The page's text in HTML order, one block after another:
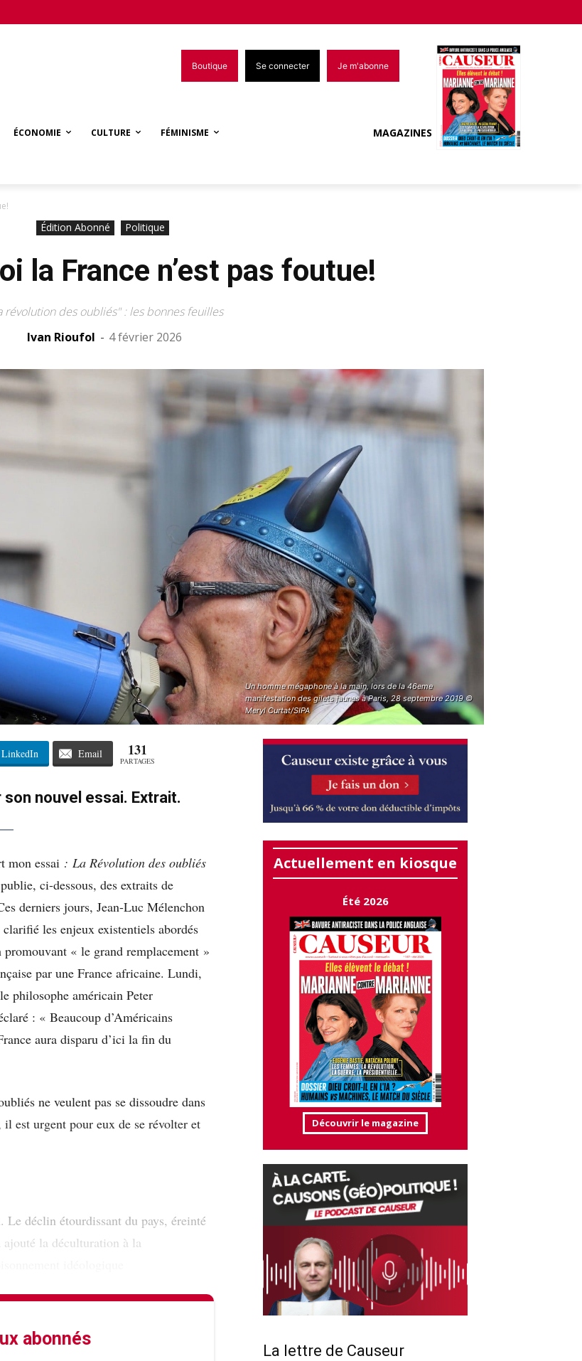
Boutique Se connecter Je m'abonne
ÉCONOMIE CULTURE FÉMINISME MAGAZINES
Édition Abonné Politique
la France n’est pas foutue!
révolution des oubliés" : les bonnes feuilles
Ivan Rioufol - 4 février 2026
Un homme mégaphone à la main, lors de la 46eme
manifestation des gilets jaunes à Paris, 28 septembre 2019 ©
Meryl Curtat/SIPA
LinkedIn Email 131
PARTAGES
nouvel essai. Extrait.
mon essai : La Révolution des oubliés
ci-dessous, des extraits de
derniers jours, Jean-Luc Mélenchon
les enjeux existentiels abordés
« le grand remplacement »
par une France africaine. Lundi,
philosophe américain Peter
: « Beaucoup d’Américains
aura disparu d’ici la fin du
ne veulent pas se dissoudre dans
est urgent pour eux de se révolter et
Le déclin étourdissant du pays, éreinté
la déculturation à la
abonnés
Actuellement en kiosque
Été 2026
Découvrir le magazine
La lettre de Causeur